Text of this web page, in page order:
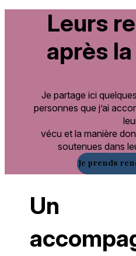
Leurs
après
Je partage ici
personnes que j’ai
vécu et la manière
soutenues dans
Je prends
Un